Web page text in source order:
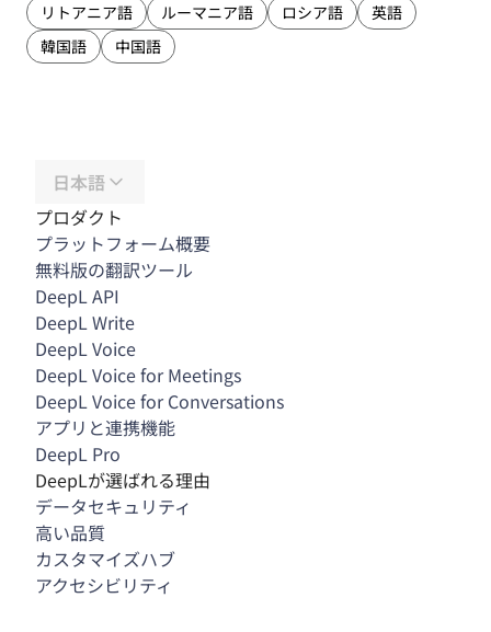
リトアニア語
ルーマニア語 ロシア語
英語
韓国語
中国語
日本語
プロダクト
プラットフォーム概要
無料版の翻訳ツール
DeepL API
DeepL Write
DeepL Voice
DeepL Voice for Meetings
DeepL Voice for Conversations
アプリと連携機能
DeepL Pro
DeepLが選ばれる理由
データセキュリティ
高い品質
カスタマイズハブ
アクセシビリティ